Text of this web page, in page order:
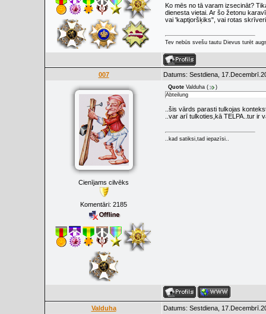
Ko mēs no tā varam izsecināt?
dienesta vietai. Ar šo žetonu
vai 'kaptjoršķiks", vai rotas
Tev nebūs svešu tautu Dievus turēt
007 Datums: Sestdiena,
Cienījams cilvēks
Komentāri: 2185
Quote Valduha (
)
Abteilung
..šis vārds parasti tulkojas
..var arī tulkoties,kā TELPA..tur ir
..kad satiksi,tad iepazīsi..
Valduha Datums: Sestdiena,